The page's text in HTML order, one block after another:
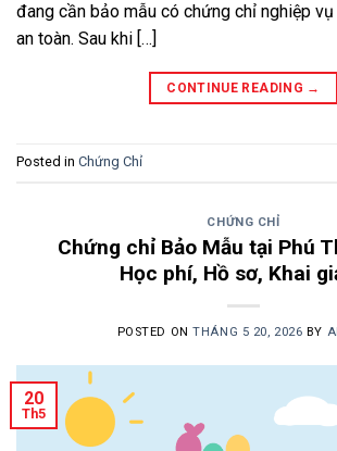
đang cần bảo mẫu có chứng chỉ nghiệp
an toàn. Sau khi […]
CONTINUE READING →
Posted in Chứng Chỉ
CHỨNG CHỈ
Chứng chỉ Bảo Mẫu tại Phú
Học phí, Hồ sơ, Khai
POSTED ONTHÁNG 5 20, 2026 BY
20
Th5